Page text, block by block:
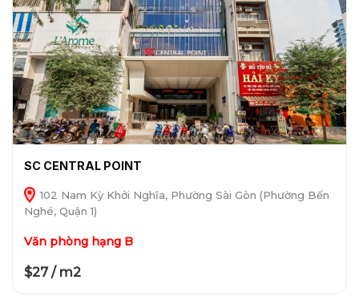
SC CENTRAL POINT
102 Nam Kỳ Khởi Nghĩa, Phường Sài Gòn (Phường Bến
Nghé, Quận 1)
Văn phòng hạng B
$27 / m2